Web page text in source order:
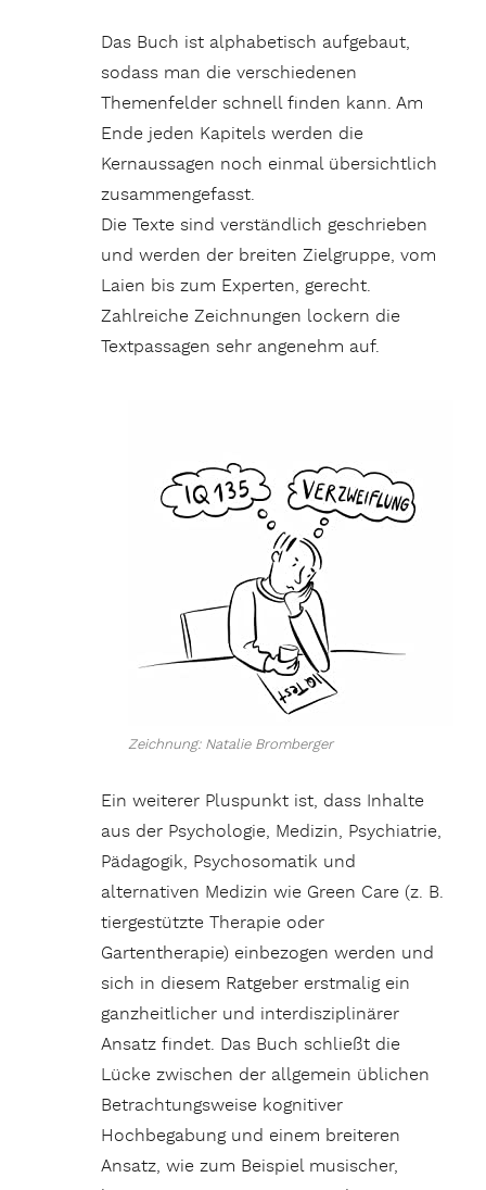
Das Buch ist alphabetisch aufgebaut,
sodass man die verschiedenen
Themenfelder schnell finden kann. Am
Ende jeden Kapitels werden die
Kernaussagen noch einmal übersichtlich
zusammengefasst.
Die Texte sind verständlich geschrieben
und werden der breiten Zielgruppe, vom
Laien bis zum Experten, gerecht.
Zahlreiche Zeichnungen lockern die
Textpassagen sehr angenehm auf.
Zeichnung: Natalie Bromberger
Ein weiterer Pluspunkt ist, dass Inhalte
aus der Psychologie, Medizin, Psychiatrie,
Pädagogik, Psychosomatik und
alternativen Medizin wie Green Care (z. B.
tiergestützte Therapie oder
Gartentherapie) einbezogen werden und
sich in diesem Ratgeber erstmalig ein
ganzheitlicher und interdisziplinärer
Ansatz findet. Das Buch schließt die
Lücke zwischen der allgemein üblichen
Betrachtungsweise kognitiver
Hochbegabung und einem breiteren
Ansatz, wie zum Beispiel musischer,